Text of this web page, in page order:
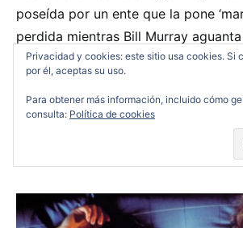
poseída por un ente que la pone
perdida mientras Bill Murray
Privacidad y cookies: este sitio usa cookies. Si
por él, aceptas su uso.
Para obtener más información, incluido cómo
consulta: Política de cookies